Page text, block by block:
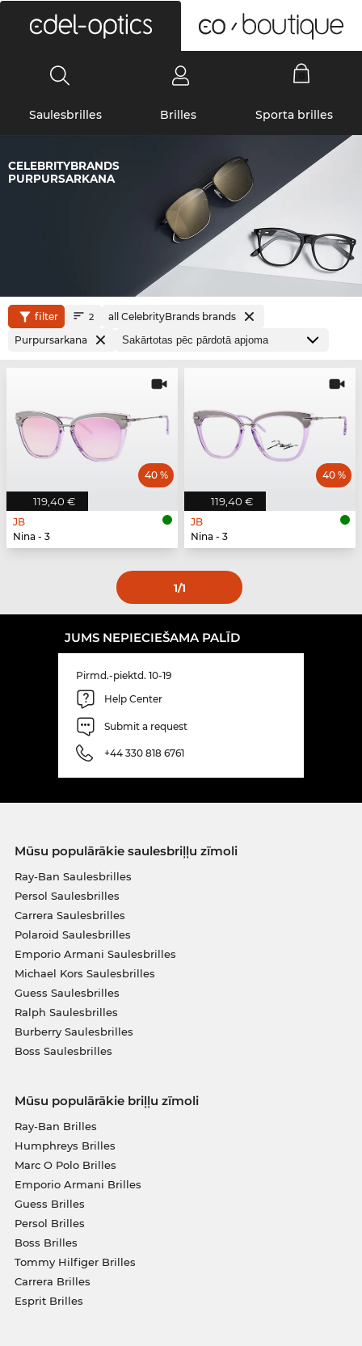
Saulesbrilles Brilles Sporta brilles
CELEBRITYBRANDS
PURPURSARKANA
filter 2
all CelebrityBrands brands
Purpursarkana
119,40 €
40 %
JB
Nina - 3
119,40 €
40 %
JB
Nina - 3
1/1
JUMS NEPIECIEŠAMA PALĪD
Pirmd.-piektd. 10-19
Help Center
Submit a request
+44 330 818 6761
Mūsu populārākie saulesbriļļu zīmoli
Ray-Ban Saulesbrilles
Persol Saulesbrilles
Carrera Saulesbrilles
Polaroid Saulesbrilles
Emporio Armani Saulesbrilles
Michael Kors Saulesbrilles
Guess Saulesbrilles
Ralph Saulesbrilles
Burberry Saulesbrilles
Boss Saulesbrilles
Mūsu populārākie briļļu zīmoli
Ray-Ban Brilles
Humphreys Brilles
Marc O Polo Brilles
Emporio Armani Brilles
Guess Brilles
Persol Brilles
Boss Brilles
Tommy Hilfiger Brilles
Carrera Brilles
Esprit Brilles